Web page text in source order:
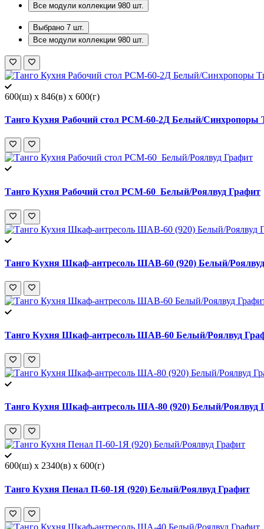
Все модули коллекции 980 шт.
Выбрано 7 шт.
Все модули коллекции 980 шт.
600(ш) x 846(в) x 600(г)
Танго Кухня Рабочий стол РСМ-60-2Д Белый/Синхропоры
Танго Кухня Рабочий стол РСМ-60 Белый/Роялвуд Графит
Танго Кухня Шкаф-антресоль ШАВ-60 (920) Белый/
Танго Кухня Шкаф-антресоль ШАВ-60 Белый/Роялвуд
Танго Кухня Шкаф-антресоль ША-80 (920) Белый/Роялвуд
600(ш) x 2340(в) x 600(г)
Танго Кухня Пенал П-60-1Я (920) Белый/Роялвуд Графит